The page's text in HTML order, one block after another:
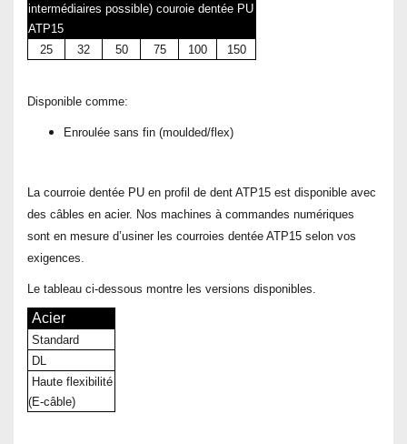
intermédiaires possible) couroie dentée PU
ATP15
25
32 50 75 100 150
Disponible comme:
Enroulée sans fin (moulded/flex)
La courroie dentée PU en profil de dent ATP15 est disponible avec
des câbles en acier. Nos machines à commandes numériques
sont en mesure d’usiner les courroies dentée ATP15 selon vos
exigences.
Le tableau ci-dessous montre les versions disponibles.
Acier
Standard
DL
Haute flexibilité
(E-câble)